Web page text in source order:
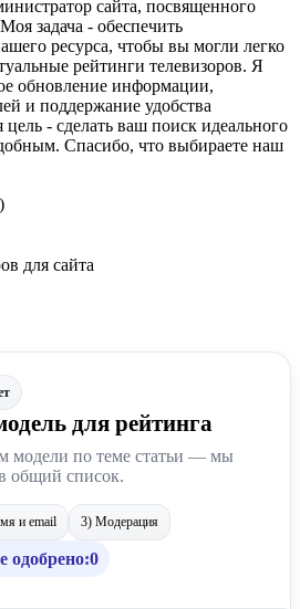
сайта, посвященного
задача - обеспечить
ресурса, чтобы вы могли легко
рейтинги телевизоров. Я
обновление информации,
и поддержание удобства
- сделать ваш поиск идеального
Спасибо, что выбираете наш
для сайта
для рейтинга
модели по теме статьи — мы
общий список.
и email 3) Модерация
одобрено:0